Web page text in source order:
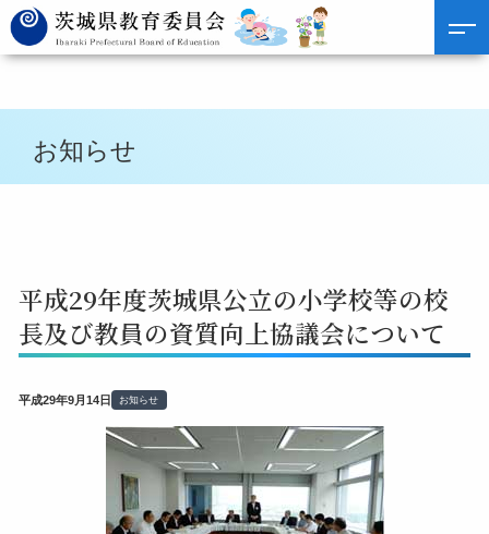
お知らせ
平成29年度茨城県公立の小学校等の校
長及び教員の資質向上協議会について
平成29年9月14日 お知らせ